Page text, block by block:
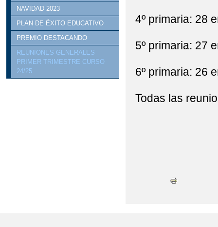
NAVIDAD 2023
PLAN DE ÉXITO EDUCATIVO
PREMIO DESTACANDO
REUNIONES GENERALES
PRIMER TRIMESTRE CURSO
24/25
4º primaria: 28
5º primaria: 27
6º primaria: 26
Todas las